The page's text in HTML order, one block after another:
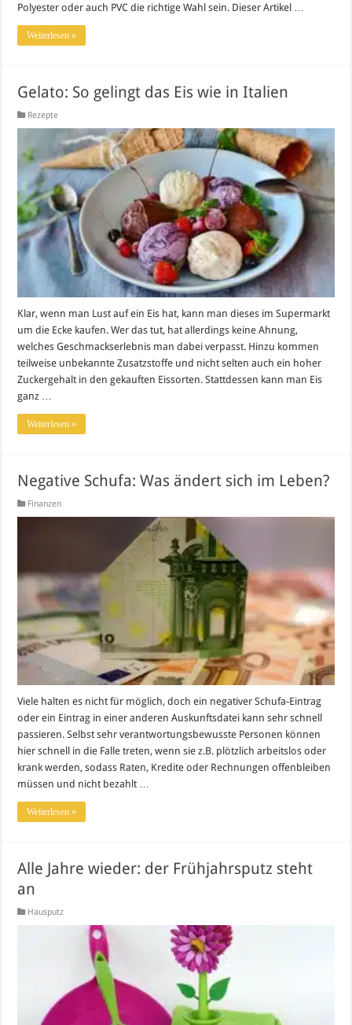
Polyester oder auch PVC die richtige Wahl sein. Dieser Artikel …
Weiterlesen »
Gelato: So gelingt das Eis wie in Italien
Rezepte
Klar, wenn man Lust auf ein Eis hat, kann man dieses im Supermarkt
um die Ecke kaufen. Wer das tut, hat allerdings keine Ahnung,
welches Geschmackserlebnis man dabei verpasst. Hinzu kommen
teilweise unbekannte Zusatzstoffe und nicht selten auch ein hoher
Zuckergehalt in den gekauften Eissorten. Stattdessen kann man Eis
ganz …
Weiterlesen »
Negative Schufa: Was ändert sich im Leben?
Finanzen
Viele halten es nicht für möglich, doch ein negativer Schufa-Eintrag
oder ein Eintrag in einer anderen Auskunftsdatei kann sehr schnell
passieren. Selbst sehr verantwortungsbewusste Personen können
hier schnell in die Falle treten, wenn sie z.B. plötzlich arbeitslos oder
krank werden, sodass Raten, Kredite oder Rechnungen offenbleiben
müssen und nicht bezahlt …
Weiterlesen »
Alle Jahre wieder: der Frühjahrsputz steht
an
Hausputz